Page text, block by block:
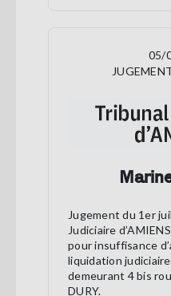
05/
Jugement du 1er
Judiciaire
pour insuffisance
liquidation
demeurant 4 bis
DURY.